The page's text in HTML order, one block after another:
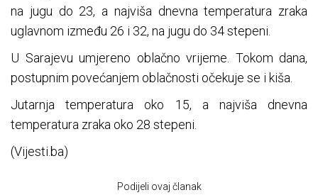
na jugu do 23, a najviša dnevna temperatura zraka
uglavnom između 26 i 32, na jugu do 34 stepeni.
U Sarajevu umjereno oblačno vrijeme. Tokom dana,
postupnim povećanjem oblačnosti očekuje se i kiša.
Jutarnja temperatura oko 15, a najviša dnevna
temperatura zraka oko 28 stepeni.
(Vijesti.ba)
Podijeli ovaj članak